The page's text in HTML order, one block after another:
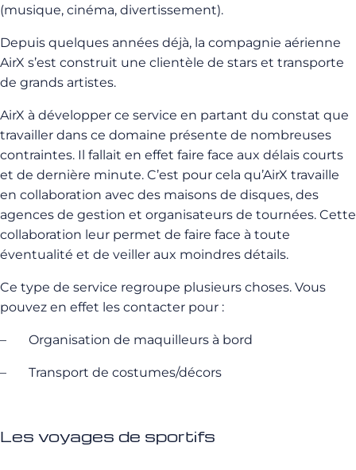
(musique, cinéma, divertissement).
Depuis quelques années déjà, la compagnie aérienne
AirX s’est construit une clientèle de stars et transporte
de grands artistes.
AirX à développer ce service en partant du constat que
travailler dans ce domaine présente de nombreuses
contraintes. Il fallait en effet faire face aux délais courts
et de dernière minute. C’est pour cela qu’AirX travaille
en collaboration avec des maisons de disques, des
agences de gestion et organisateurs de tournées. Cette
collaboration leur permet de faire face à toute
éventualité et de veiller aux moindres détails.
Ce type de service regroupe plusieurs choses. Vous
pouvez en effet les contacter pour :
– Organisation de maquilleurs à bord
– Transport de costumes/décors
Les voyages de sportifs